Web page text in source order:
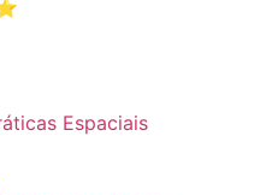
Espaciais